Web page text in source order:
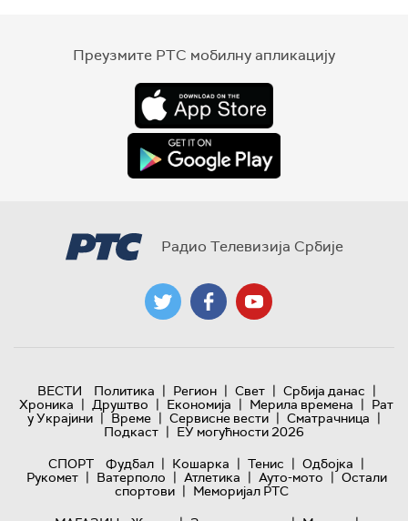
Преузмите РТС мобилну апликацију
Радио Телевизија Србије
ВЕСТИ Политика | Регион | Свет | Србија данас |
Хроника | Друштво | Економија | Мерила времена | Рат
у Украјини | Време | Сервисне вести | Сматрачница |
Подкаст | ЕУ могућности 2026
СПОРТ
Фудбал | Кошарка | Тенис | Одбојка |
Рукомет | Ватерполо | Атлетика | Ауто-мото | Остали
спортови | Меморијал РТС